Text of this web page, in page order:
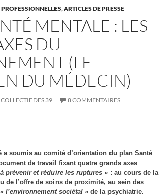
,ARTICLES DE PRESSE
MENTALE : LES
DU
(LE
DU MÉDECIN)
COLLECTIF DES 39 8 COMMENTAIRES
a soumis au comité d’orientation du plan Santé
de travail fixant quatre grands axes
prévenir et réduire les ruptures » : au cours de la
de l’offre de soins de proximité, au sein des
« l’environnement sociétal » de la psychiatrie.